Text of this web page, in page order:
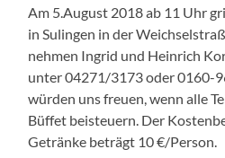
Am 5.August 2018 ab 11 Uhr
in Sulingen in der
nehmen Ingrid und Heinrich
unter 04271/3173 oder 0160-
würden uns freuen, wenn alle
Büffet beisteuern. Der
Getränke beträgt 10 €/Person.